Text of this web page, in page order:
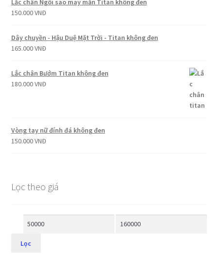
Lắc chân Ngôi sao may mắn Titan không đen
150.000VNĐ
Dây chuyền - Hậu Duệ Mặt Trời - Titan không đen
165.000VNĐ
Lắc chân Bướm Titan không đen
180.000VNĐ
Vòng tay nữ đính đá không đen
150.000VNĐ
Lọc theo giá
Lọc